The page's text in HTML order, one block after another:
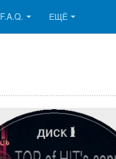
F.A.Q. ЕЩЁ